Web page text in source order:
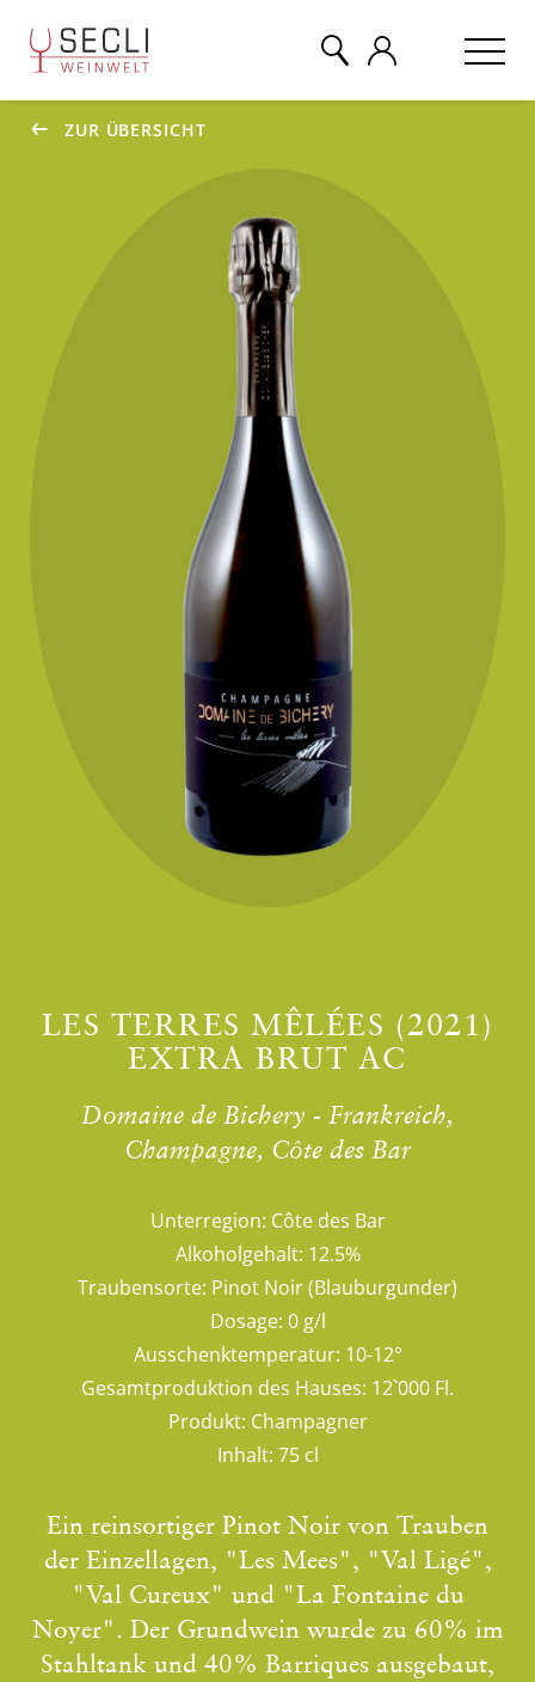
ZUR ÜBERSICHT
LES TERRES MÊLÉES (2021)
EXTRA BRUT AC
Domaine de Bichery - Frankreich,
Champagne, Côte des Bar
Unterregion: Côte des Bar
Alkoholgehalt: 12.5%
Traubensorte: Pinot Noir (Blauburgunder)
Dosage: 0 g/l
Ausschenktemperatur: 10-12°
Gesamtproduktion des Hauses: 12`000 Fl.
Produkt: Champagner
Inhalt: 75 cl
Ein reinsortiger Pinot Noir von Trauben
der Einzellagen, "Les Mees", "Val Ligé",
"Val Cureux" und "La Fontaine du
Noyer". Der Grundwein wurde zu 60% im
Stahltank und 40% Barriques ausgebaut,